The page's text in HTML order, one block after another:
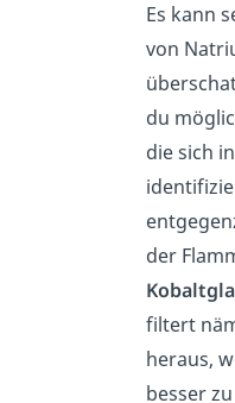
Es kann
von
du
die sich
der
filtert
heraus,
besser